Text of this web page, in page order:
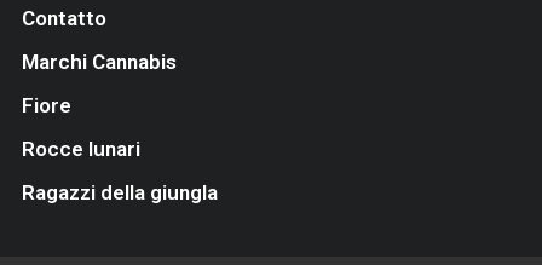
Contatto
Marchi Cannabis
Fiore
Rocce lunari
Ragazzi della giungla